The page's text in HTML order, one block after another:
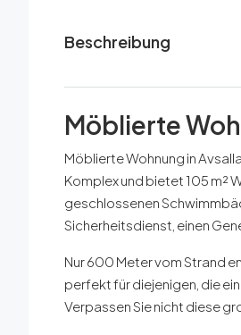
Beschreibung
Möblierte
Möblierte Wohnung in
Komplex und bietet 105 m²
geschlossenen
Sicherheitsdienst, einen
Nur 600 Meter vom Strand
perfekt für diejenigen, die
Verpassen Sie nicht diese